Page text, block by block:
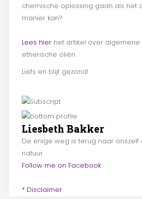
chemische oplossing gaan als het
manier kan?
Lees hierhet artikel over algemene
etherische oliën.
Liefs en blijf gezond!
Liesbeth Bakker
De enige weg is terug naar
natuur.
Follow me on Facebook
* Disclaimer